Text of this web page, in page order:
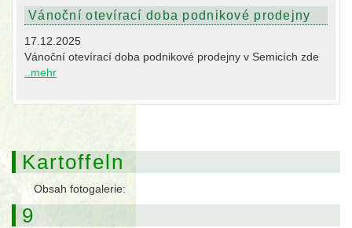
Vánoční otevírací doba podnikové prodejny
17.12.2025
Vánoční otevírací doba podnikové prodejny v Semicích zde
..mehr
Kartoffeln
Obsah fotogalerie:
9